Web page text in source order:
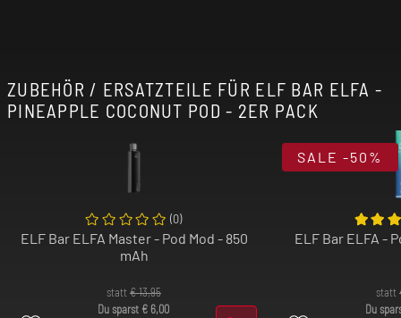
ZUBEHÖR / ERSATZTEILE FÜR ELF BAR ELFA -
PINEAPPLE COCONUT POD - 2ER PACK
statt€13,95
Du sparst € 6,00
(0)
ELF Bar ELFA Master - Pod Mod - 850
mAh
statt
Du
ELF Bar ELFA -
SALE -50%